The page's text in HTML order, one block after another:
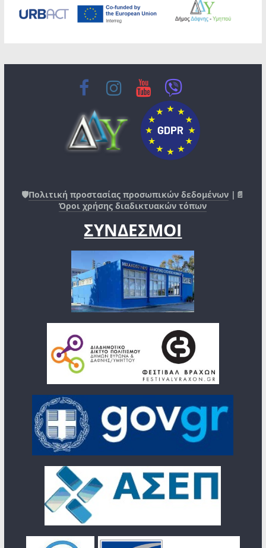
🛡️Πολιτική προστασίας προσωπικών δεδομένων |📄
Όροι χρήσης διαδικτυακών τόπων
ΣΥΝΔΕΣΜΟΙ